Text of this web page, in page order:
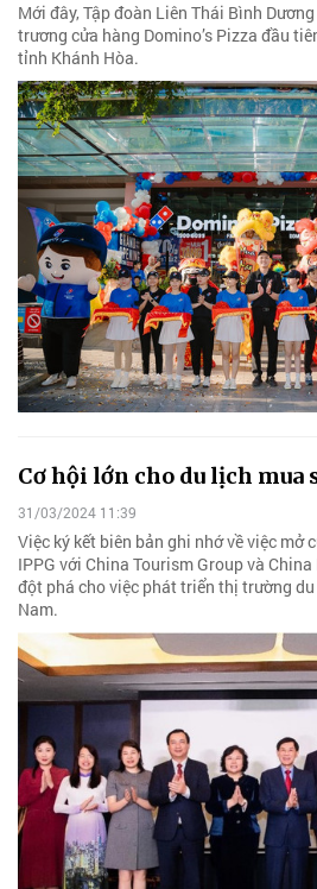
Mới đây, Tập đoàn Liên Thái Bình
trương cửa hàng Domino’s Pizza đầu
tỉnh Khánh Hòa.
Cơ hội lớn cho du lịch mua
31/03/2024 11:39
Việc ký kết biên bản ghi nhớ về việc mở
IPPG với China Tourism Group và
đột phá cho việc phát triển thị trường
Nam.